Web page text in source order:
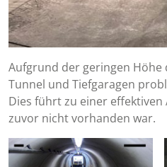
Aufgrund der geringen Höhe
Tunnel und Tiefgaragen
Dies führt zu einer effektiven
zuvor nicht vorhanden war.